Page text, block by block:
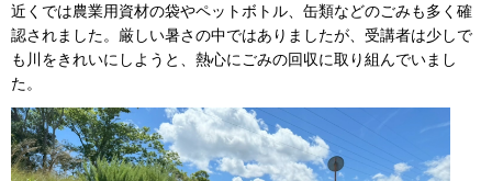
近くでは農業用資材の袋やペットボトル、缶類などのごみも多く確
認されました。厳しい暑さの中ではありましたが、受講者は少しで
も川をきれいにしようと、熱心にごみの回収に取り組んでいまし
た。